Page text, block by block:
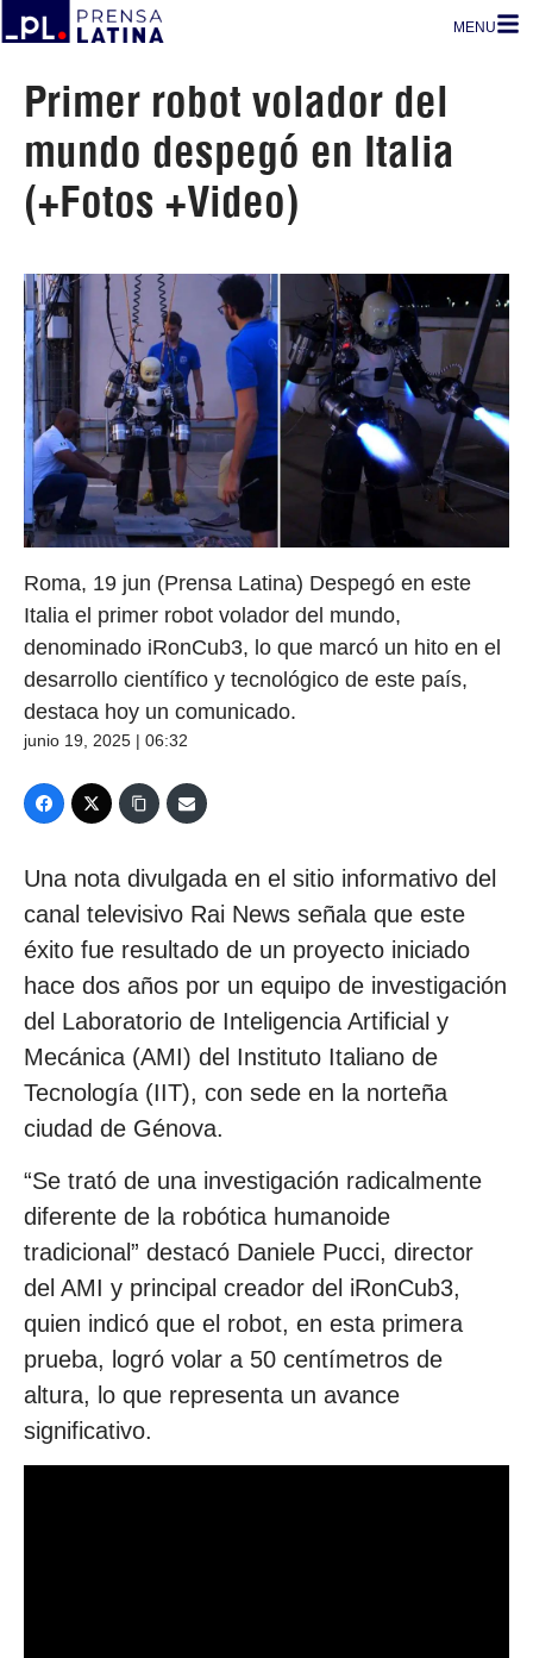
MENU
Primer robot volador del
mundo despegó en Italia
(+Fotos +Video)
Roma, 19 jun (Prensa Latina) Despegó en este
Italia el primer robot volador del mundo,
denominado iRonCub3, lo que marcó un hito en el
desarrollo científico y tecnológico de este país,
destaca hoy un comunicado.
junio 19, 2025 | 06:32
Una nota divulgada en el sitio informativo del
canal televisivo Rai News señala que este
éxito fue resultado de un proyecto iniciado
hace dos años por un equipo de investigación
del Laboratorio de Inteligencia Artificial y
Mecánica (AMI) del Instituto Italiano de
Tecnología (IIT), con sede en la norteña
ciudad de Génova.
“Se trató de una investigación radicalmente
diferente de la robótica humanoide
tradicional” destacó Daniele Pucci, director
del AMI y principal creador del iRonCub3,
quien indicó que el robot, en esta primera
prueba, logró volar a 50 centímetros de
altura, lo que representa un avance
significativo.